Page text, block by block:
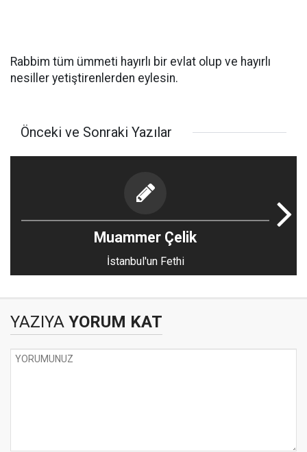
Rabbim tüm ümmeti hayırlı bir evlat olup ve hayırlı
nesiller yetiştirenlerden eylesin.
Önceki ve Sonraki Yazılar
Muammer Çelik
İstanbul'un Fethi
YAZIYA YORUM KAT